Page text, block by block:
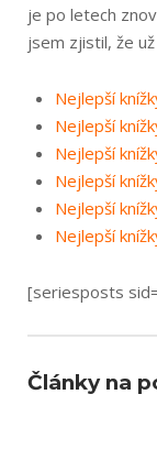
je po letech
jsem zjistil, že
Nejlepší
Nejlepší
Nejlepší
Nejlepší
Nejlepší
Nejlepší
[seriesposts
Články na